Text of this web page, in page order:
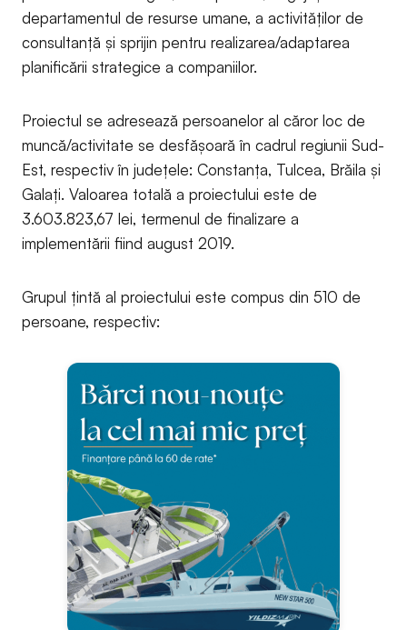
departamentul de resurse umane, a activităților de
consultanță și sprijin pentru realizarea/adaptarea
planificării strategice a companiilor.
Proiectul se adresează persoanelor al căror loc de
muncă/activitate se desfășoară în cadrul regiunii Sud-
Est, respectiv în județele: Constanța, Tulcea, Brăila și
Galați. Valoarea totală a proiectului este de
3.603.823,67 lei, termenul de finalizare a
implementării fiind august 2019.
Grupul țintă al proiectului este compus din 510 de
persoane, respectiv: